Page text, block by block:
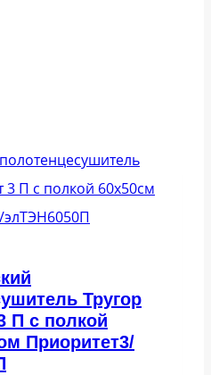
Тругор
П с полкой
Приоритет3/